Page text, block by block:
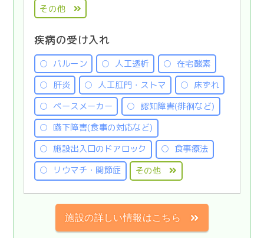
その他
疾病の受け入れ
バルーン 人工透析
在宅酸素
肝炎
人工肛門・ストマ
床ずれ
ペースメーカー
認知障害(徘徊など)
嚥下障害(食事の対応など)
施設出入口のドアロック
食事療法
リウマチ・関節症
その他
施設の詳しい情報はこちら